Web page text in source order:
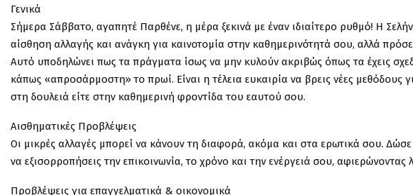
Γενικά
Σήμερα Σάββατο, αγαπητέ Παρθένε, η μέρα ξεκινά με έναν ιδιαίτερο ρυθμό! Η
αίσθηση αλλαγής και ανάγκη για καινοτομία στην καθημερινότητά σου, αλλά
Αυτό υποδηλώνει πως τα πράγματα ίσως να μην κυλούν ακριβώς όπως τα έχεις
κάπως «απροσάρμοστη» το πρωί. Είναι η τέλεια ευκαιρία να βρεις νέες μεθόδους
στη δουλειά είτε στην καθημερινή φροντίδα του εαυτού σου.
Αισθηματικές Προβλέψεις
Οι μικρές αλλαγές μπορεί να κάνουν τη διαφορά, ακόμα και στα ερωτικά σου.
να εξισορροπήσεις την επικοινωνία, το χρόνο και την ενέργειά σου,
Προβλέψεις για επαγγελματικά & οικονομικά